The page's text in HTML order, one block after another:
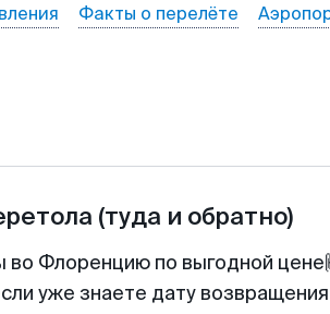
Факты о перелёте
(туда и обратно)
Флоренцию по выгодной
уже знаете дату возвращения